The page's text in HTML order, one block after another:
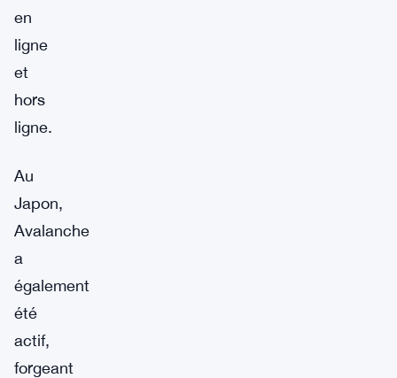
en
ligne
et
hors
ligne.
Au
Japon,
Avalanche
a
également
été
actif,
forgeant